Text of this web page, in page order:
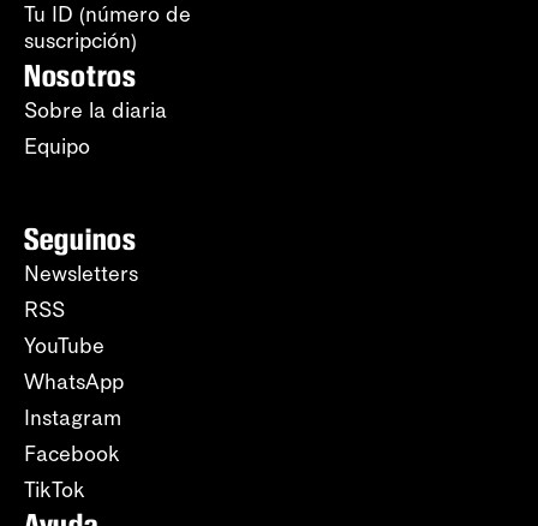
Tu ID (número de
suscripción)
Nosotros
Sobre la diaria
Equipo
Seguinos
Newsletters
RSS
YouTube
WhatsApp
Instagram
Facebook
TikTok